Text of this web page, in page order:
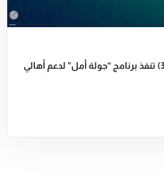
عملية الفارس الشهم (3) تنفذ برنامج “جولة أمل” لدعم أهالي